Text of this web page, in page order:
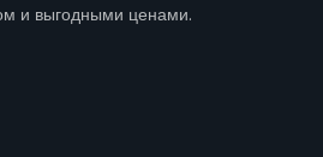
и выгодными ценами.